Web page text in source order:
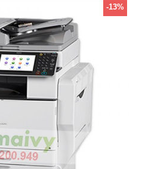
-13%